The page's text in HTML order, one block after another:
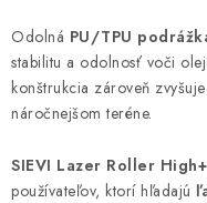
Odolná PU/TPU
stabilitu a odolnosť voči
konštrukcia zároveň
náročnejšom teréne.
SIEVI Lazer Roller
používateľov, ktorí hľadajú